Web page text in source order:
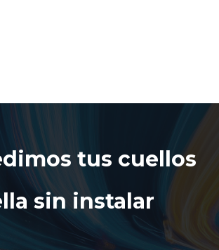
tus cuellos
sin instalar